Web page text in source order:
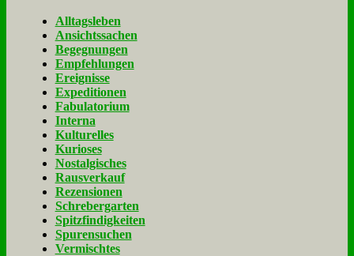
Alltagsleben
Ansichtssachen
Begegnungen
Empfehlungen
Ereignisse
Expeditionen
Fabulatorium
Interna
Kulturelles
Kurioses
Nostalgisches
Rausverkauf
Rezensionen
Schrebergarten
Spitzfindigkeiten
Spurensuchen
Vermischtes